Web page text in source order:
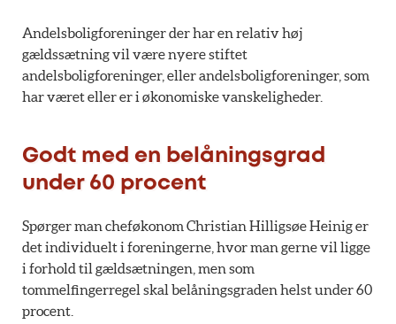
Andelsboligforeninger der har en relativ høj
gældssætning vil være nyere stiftet
andelsboligforeninger, eller andelsboligforeninger, som
har været eller er i økonomiske vanskeligheder.
Godt med en belåningsgrad
under 60 procent
Spørger man cheføkonom Christian Hilligsøe Heinig er
det individuelt i foreningerne, hvor man gerne vil ligge
i forhold til gældsætningen, men som
tommelfingerregel skal belåningsgraden helst under 60
procent.